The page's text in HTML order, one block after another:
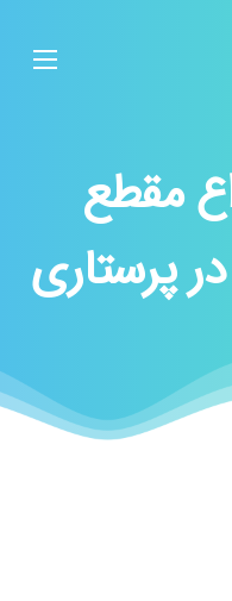
مقطع
پرستاری